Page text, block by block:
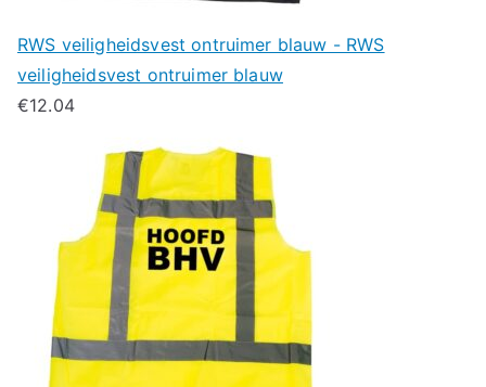
RWS veiligheidsvest ontruimer blauw - RWS
veiligheidsvest ontruimer blauw
€12.04